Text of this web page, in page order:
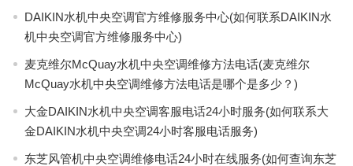
DAIKIN水机中央空调官方维修服务中心(如何联系DAIKIN水
机中央空调官方维修服务中心)
麦克维尔McQuay水机中央空调维修方法电话(麦克维尔
McQuay水机中央空调维修方法电话是哪个是多少？)
大金DAIKIN水机中央空调客服电话24小时服务(如何联系大
金DAIKIN水机中央空调24小时客服电话服务)
东芝风管机中央空调维修电话24小时在线服务(如何查询东芝